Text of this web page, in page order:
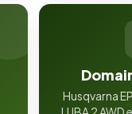
Husqvarna